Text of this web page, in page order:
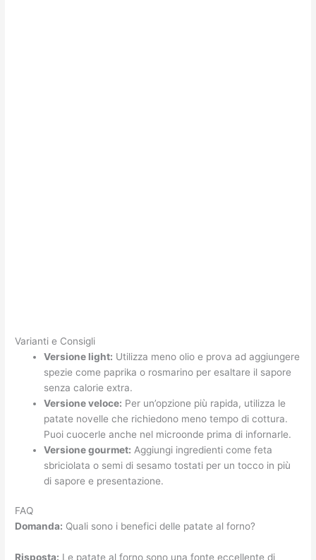
Varianti e Consigli
Versione light: Utilizza meno olio e prova ad aggiungere
spezie come paprika o rosmarino per esaltare il sapore
senza calorie extra.
Versione veloce: Per un’opzione più rapida, utilizza le
patate novelle che richiedono meno tempo di cottura.
Puoi cuocerle anche nel microonde prima di infornarle.
Versione gourmet: Aggiungi ingredienti come feta
sbriciolata o semi di sesamo tostati per un tocco in più
di sapore e presentazione.
FAQ
Domanda: Quali sono i benefici delle patate al forno?
Risposta: Le patate al forno sono una fonte eccellente di